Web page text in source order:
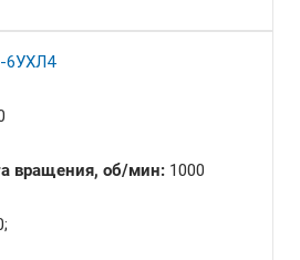
6УХЛ4
вращения, об/мин: 1000